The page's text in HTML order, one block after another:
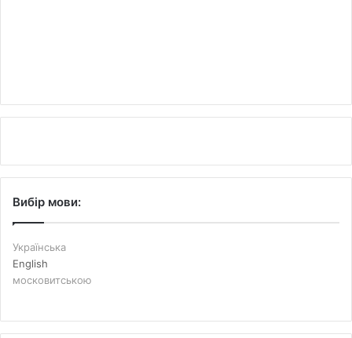
Вибір мови:
Українська
English
московитською